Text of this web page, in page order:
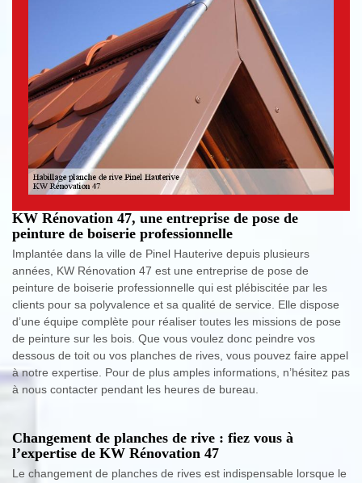
KW Rénovation 47, une entreprise de pose de
peinture de boiserie professionnelle
Implantée dans la ville de Pinel Hauterive depuis plusieurs
années, KW Rénovation 47 est une entreprise de pose de
peinture de boiserie professionnelle qui est plébiscitée par les
clients pour sa polyvalence et sa qualité de service. Elle dispose
d’une équipe complète pour réaliser toutes les missions de pose
de peinture sur les bois. Que vous voulez donc peindre vos
dessous de toit ou vos planches de rives, vous pouvez faire appel
à notre expertise. Pour de plus amples informations, n’hésitez pas
à nous contacter pendant les heures de bureau.
Changement de planches de rive : fiez vous à
l’expertise de KW Rénovation 47
Le changement de planches de rives est indispensable lorsque le